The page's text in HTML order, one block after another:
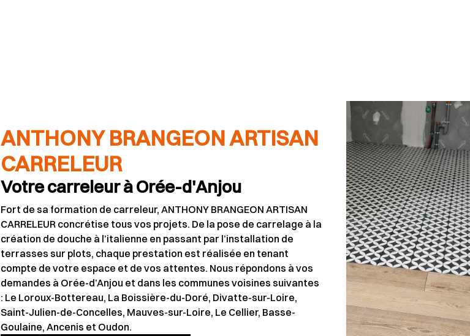
ANTHONY BRANGEON ARTISAN
CARRELEUR
Votre carreleur à Orée-d'Anjou
Fort de sa formation de carreleur, ANTHONY BRANGEON ARTISAN
CARRELEUR concrétise tous vos projets. De la pose de carrelage à la
création de douche à l’italienne en passant par l’installation de
terrasses sur plots, chaque prestation est réalisée en tenant
compte de votre espace et de vos attentes. Nous répondons à vos
demandes à Orée-d’Anjou et dans les communes voisines suivantes
: Le Loroux-Bottereau, La Boissière-du-Doré, Divatte-sur-Loire,
Saint-Julien-de-Concelles, Mauves-sur-Loire, Le Cellier, Basse-
Goulaine, Ancenis et Oudon.